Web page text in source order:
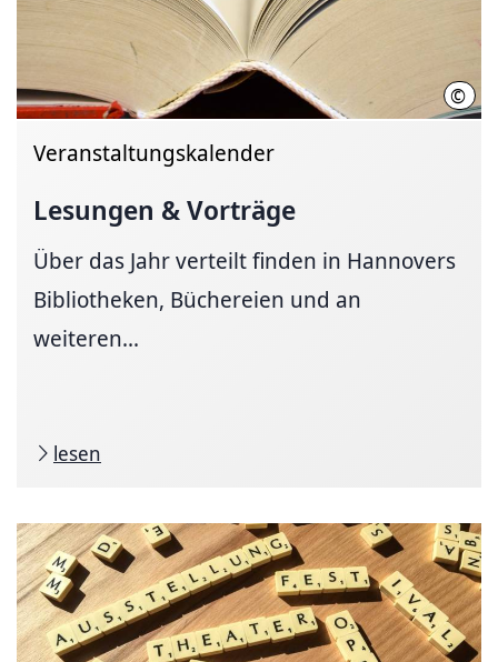
©
Veranstaltungskalender
Lesungen & Vorträge
Über das Jahr verteilt finden in Hannovers
Bibliotheken, Büchereien und an
weiteren...
lesen